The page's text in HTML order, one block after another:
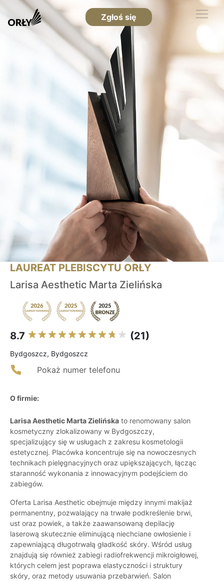
Zgłoś się
LAUREAT PLEBISCYTU ORŁY
Larisa Aesthetic Marta Zielińska
8.7 (21)
Bydgoszcz, Bydgoszcz
Pokaż numer telefonu
O firmie:
Larisa Aesthetic Marta Zielińska to renomowany salon
kosmetyczny zlokalizowany w Bydgoszczy,
specjalizujący się w usługach z zakresu kosmetologii
estetycznej. Placówka koncentruje się na nowoczesnych
technikach pielęgnacyjnych oraz upiększających, łącząc
staranność wykonania z innowacyjnym podejściem do
zabiegów.
Oferta Larisa Aesthetic obejmuje między innymi makijaż
permanentny, pozwalający na trwałe podkreślenie brwi,
ust oraz powiek, a także zaawansowaną depilację
laserową skutecznie eliminującą niechciane owłosienie i
zapewniającą długotrwałą gładkość skóry. Wśród usług
znajdują się również zabiegi radiofrekwencji mikroigłowej,
których celem jest poprawa elastyczności i struktury
skóry, oraz metody usuwania przebarwień. Salon